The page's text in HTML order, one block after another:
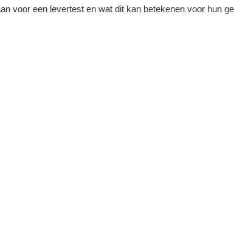
voor een levertest en wat dit kan betekenen voor hun